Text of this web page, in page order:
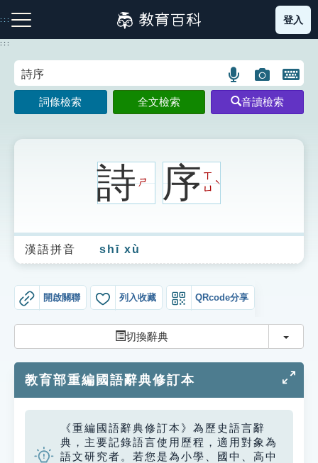
到
主
:::
注音索引圖示 筆畫索引圖示 部首索引表圖示
生字詞彙表
成語故事
索引選單
單字索引
生命大百科索引
遊戲專區
登入
:::
語
言
搜
圖
片
搜
開
鍵
圖
詞條檢索 全文檢索 音讀檢索
詩ㄕ 序ㄒ
ㄩ
ˋ
漢語拼音 shī xù
開啟關聯 列入收藏 QRcode分享
切換辭典 切換
教育部重編國語辭典修訂本
《重編國語辭典修訂本》為歷史語言辭
典，主要記錄語言使用歷程，適用對象為
語文研究者。若您是為小學、國中、高中